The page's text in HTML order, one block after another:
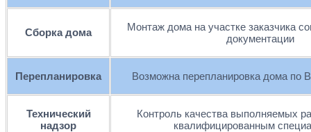
Сборка дома
Монтаж дома на участке заказчика
документации
Перепланировка Возможна перепланировка дома по
Технический
надзор
Контроль качества выполняемых
квалифицированным